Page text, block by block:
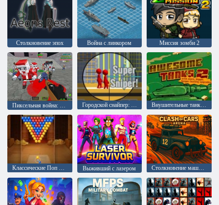
Столкновение эпох Война с линкором Миссия зомби 2
Пиксельная война: Апокалипсис зомби Городской снайпер: Супер Снайпер! Внушительные танки 2
Классические Поп Пузыри Выживший с лазером Столкновение машин: Арена